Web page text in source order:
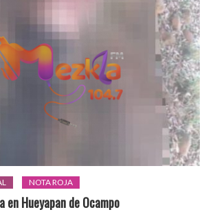
NOTA ROJA
en Hueyapan de Ocampo